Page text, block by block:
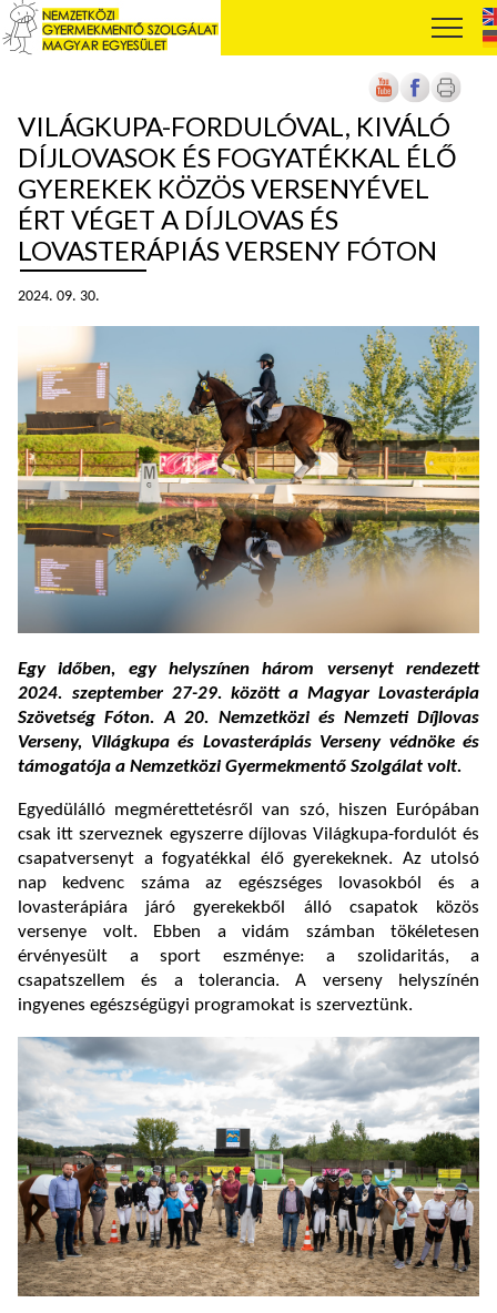
VILÁGKUPA-FORDULÓVAL, KIVÁLÓ
DÍJLOVASOK ÉS FOGYATÉKKAL ÉLŐ
GYEREKEK KÖZÖS VERSENYÉVEL
ÉRT VÉGET A DÍJLOVAS ÉS
LOVASTERÁPIÁS VERSENY FÓTON
2024. 09. 30.
Egy időben, egy helyszínen három versenyt rendezett
2024. szeptember 27-29. között a Magyar Lovasterápia
Szövetség Fóton. A 20. Nemzetközi és Nemzeti Díjlovas
Verseny, Világkupa és Lovasterápiás Verseny védnöke és
támogatója a Nemzetközi Gyermekmentő Szolgálat volt.
Egyedülálló megmérettetésről van szó, hiszen Európában
csak itt szerveznek egyszerre díjlovas Világkupa-fordulót és
csapatversenyt a fogyatékkal élő gyerekeknek. Az utolsó
nap kedvenc száma az egészséges lovasokból és a
lovasterápiára járó gyerekekből álló csapatok közös
versenye volt. Ebben a vidám számban tökéletesen
érvényesült a sport eszménye: a szolidaritás, a
csapatszellem és a tolerancia. A verseny helyszínén
ingyenes egészségügyi programokat is szerveztünk.